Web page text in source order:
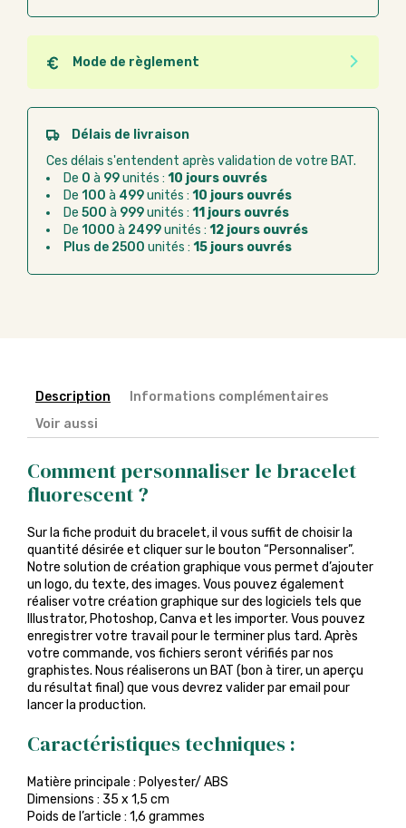
Mode de règlement
Quel que soit le mode de règlement, vous pouvez
passer commande en ligne sur Good Act.
Paiement CB :paiement sécurisé par carte
Virement bancaire :règlement sur facture
après la commande
Chorus Pro :règlement par mandat
administratif après la commande
Délais de livraison
Ces délais s'entendent après validation de votre BAT.
De 0 à 99unités : 10 jours ouvrés
De 100 à 499unités : 10 jours ouvrés
De 500 à 999unités : 11 jours ouvrés
De 1000 à 2499unités : 12 jours ouvrés
Plus de 2500 unités : 15 jours ouvrés
Description
Informations complémentaires
Voir aussi
Comment personnaliser le bracelet
fluorescent ?
Sur la fiche produit du bracelet, il vous suffit de choisir la
quantité désirée et cliquer sur le bouton “Personnaliser”.
Notre solution de création graphique vous permet d’ajouter
un logo, du texte, des images. Vous pouvez également
réaliser votre création graphique sur des logiciels tels que
Illustrator, Photoshop, Canva et les importer. Vous pouvez
enregistrer votre travail pour le terminer plus tard. Après
votre commande, vos fichiers seront vérifiés par nos
graphistes. Nous réaliserons un BAT (bon à tirer, un aperçu
du résultat final) que vous devrez valider par email pour
lancer la production.
Caractéristiques techniques :
Matière principale : Polyester/ ABS
Dimensions : 35 x 1,5 cm
Poids de l’article : 1,6 grammes